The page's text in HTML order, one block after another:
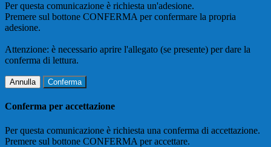
Per questa comunicazione è richiesta un'adesione.
Premere sul bottone CONFERMA per confermare la propria
adesione.
Attenzione: è necessario aprire l'allegato (se presente) per dare la
conferma di lettura.
Annulla Conferma
Conferma per accettazione
Per questa comunicazione è richiesta una conferma di accettazione.
Premere sul bottone CONFERMA per accettare.